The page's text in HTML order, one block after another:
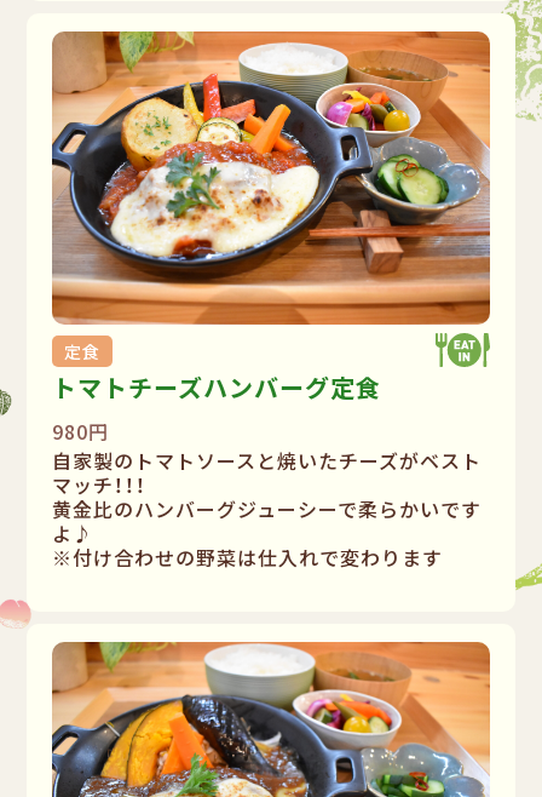
定食
トマトチーズハンバーグ定食
980円
自家製のトマトソースと焼いたチーズがベスト
マッチ！！！
黄金比のハンバーグジューシーで柔らかいです
よ♪
※付け合わせの野菜は仕入れで変わります